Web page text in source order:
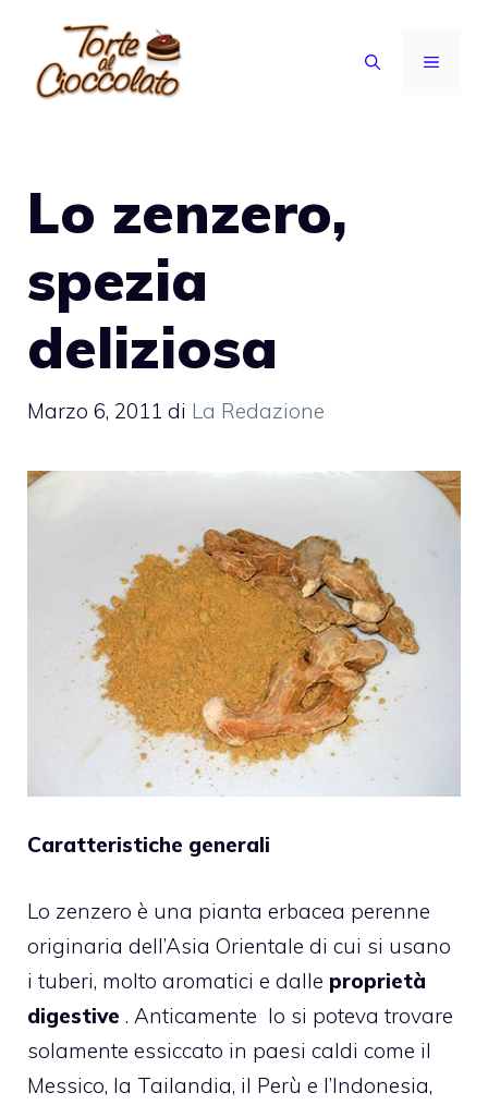
contenuto
MENU
Lo zenzero,
spezia
deliziosa
Marzo 6, 2011 di La Redazione
Caratteristiche generali
Lo zenzero è una pianta erbacea perenne
originaria dell’Asia Orientale di cui si usano
i tuberi, molto aromatici e dalle proprietà
digestive . Anticamente lo si poteva trovare
solamente essiccato in paesi caldi come il
Messico, la Tailandia, il Perù e l’Indonesia,